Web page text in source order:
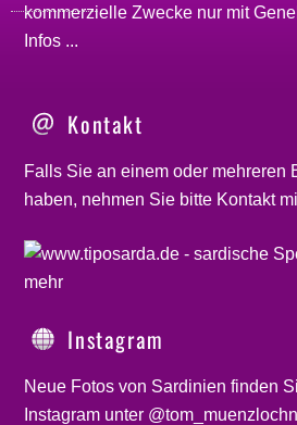
kommerzielle Zwecke nur mit
Infos ...
Kontakt
Falls Sie an einem oder mehreren
haben, nehmen Sie bitte Kontakt
Instagram
Neue Fotos von Sardinien finden
Instagram unter